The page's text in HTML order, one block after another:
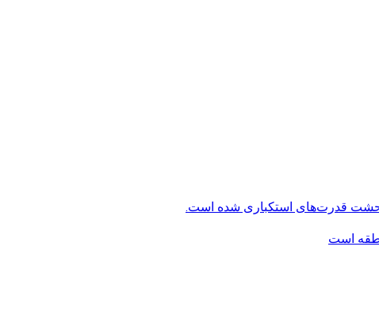
وحشت قدرت‌های استکباری شده است.
است